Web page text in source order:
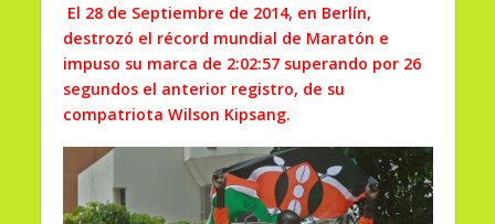
El 28 de Septiembre de 2014, en Berlín,
destrozó el récord mundial de Maratón e
impuso su marca de 2:02:57 superando por 26
segundos el anterior registro, de su
compatriota Wilson Kipsang.